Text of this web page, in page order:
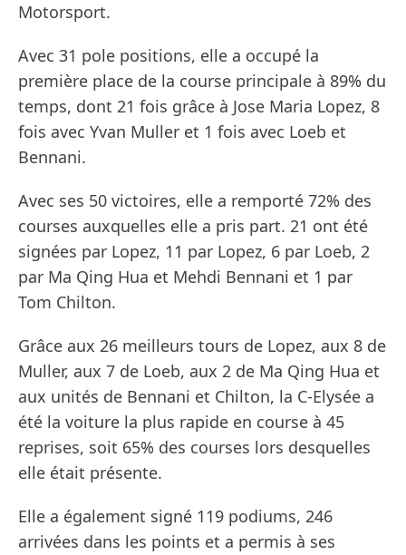
Motorsport.
Avec 31 pole positions, elle a occupé la
première place de la course principale à 89% du
temps, dont 21 fois grâce à Jose Maria Lopez, 8
fois avec Yvan Muller et 1 fois avec Loeb et
Bennani.
Avec ses 50 victoires, elle a remporté 72% des
courses auxquelles elle a pris part. 21 ont été
signées par Lopez, 11 par Lopez, 6 par Loeb, 2
par Ma Qing Hua et Mehdi Bennani et 1 par
Tom Chilton.
Grâce aux 26 meilleurs tours de Lopez, aux 8 de
Muller, aux 7 de Loeb, aux 2 de Ma Qing Hua et
aux unités de Bennani et Chilton, la C-Elysée a
été la voiture la plus rapide en course à 45
reprises, soit 65% des courses lors desquelles
elle était présente.
Elle a également signé 119 podiums, 246
arrivées dans les points et a permis à ses